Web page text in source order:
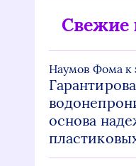
Свежие
Наумов Фома к
основа